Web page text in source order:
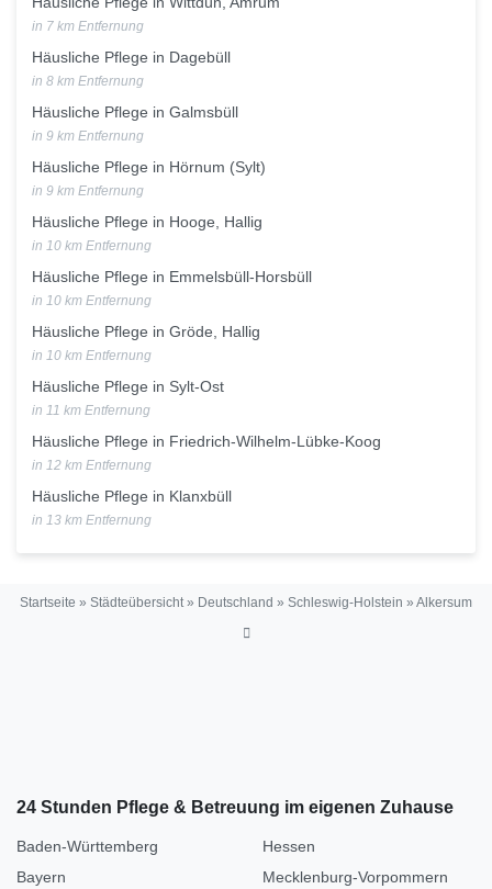
in 7 km Entfernung
Häusliche Pflege in Dagebüll
in 8 km Entfernung
Häusliche Pflege in Galmsbüll
in 9 km Entfernung
Häusliche Pflege in Hörnum (Sylt)
in 9 km Entfernung
Häusliche Pflege in Hooge, Hallig
in 10 km Entfernung
Häusliche Pflege in Emmelsbüll-Horsbüll
in 10 km Entfernung
Häusliche Pflege in Gröde, Hallig
in 10 km Entfernung
Häusliche Pflege in Sylt-Ost
in 11 km Entfernung
Häusliche Pflege in Friedrich-Wilhelm-Lübke-Koog
in 12 km Entfernung
Häusliche Pflege in Klanxbüll
in 13 km Entfernung
Startseite » Städteübersicht» Deutschland » Schleswig-Holstein » Alkersum
24 Stunden Pflege & Betreuung im eigenen Zuhause
Baden-Württemberg
Bayern
Hessen
Mecklenburg-Vorpommern